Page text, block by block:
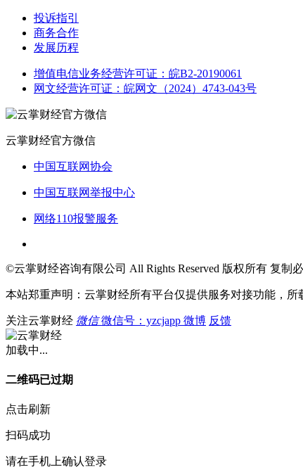
投诉指引
商务合作
发展历程
增值电信业务经营许可证：皖B2-20190061
网文经营许可证：皖网文（2024）4743-043号
云掌财经官方微信
中国互联网协会
中国互联网举报中心
网络110报警服务
©云掌财经咨询有限公司 All Rights Reserved 版权所有 复制
本站郑重声明：云掌财经所有平台仅提供服务对接功能，
关注云掌财经 微信 微信号：yzcjapp 微博 反馈
加载中...
二维码已过期
点击刷新
扫码成功
请在手机上确认登录